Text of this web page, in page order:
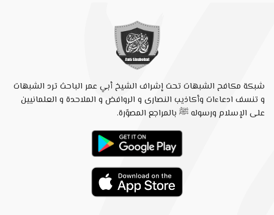
شبكة مكافح الشبهات تحت إشراف الشيخ أبي عمر الباحث ترد الشبهات
و تنسف ادعاءات وأكاذيب النصارى و الروافض و الملاحدة و العلمانيين
على الإسلام ورسوله ﷺ بالمراجع المصوّرة.